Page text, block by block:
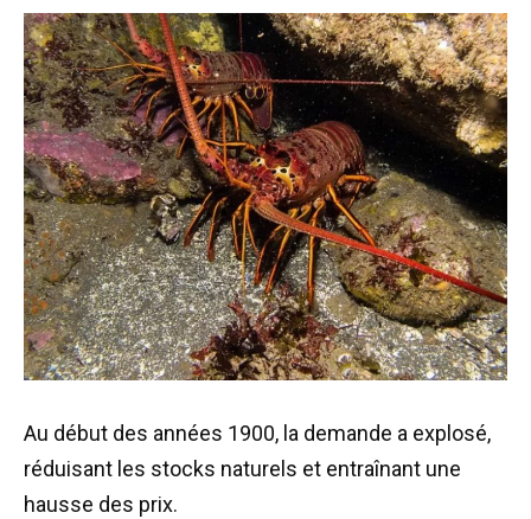
Au début des années 1900, la demande a explosé,
réduisant les stocks naturels et entraînant une
hausse des prix.